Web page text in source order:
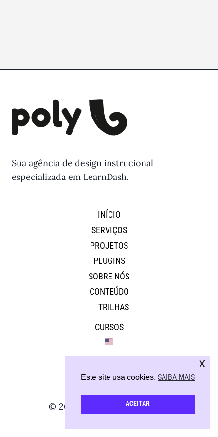
Sua agência de design instrucional
especializada em LearnDash.
INÍCIO
SERVIÇOS
PROJETOS
PLUGINS
SOBRE NÓS
CONTEÚDO
TRILHAS
CURSOS
© 2026 - Todos os direitos reservados
Este site usa cookies. SAIBA MAIS
ACEITAR
x